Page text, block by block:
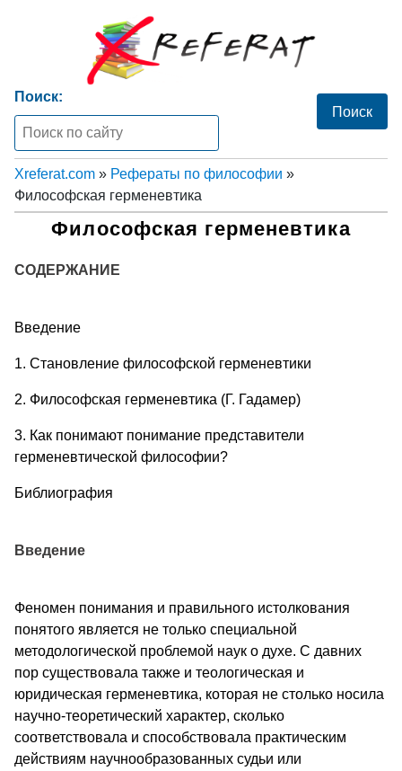
Поиск:
Xreferat.com » Рефераты по философии »
Философская герменевтика
Философская герменевтика
СОДЕРЖАНИЕ
Введение
1. Становление философской герменевтики
2. Философская герменевтика (Г. Гадамер)
3. Как понимают понимание представители
герменевтической философии?
Библиография
Введение
Феномен понимания и правильного истолкования
понятого является не только специальной
методологической проблемой наук о духе. С давних
пор существовала также и теологическая и
юридическая герменевтика, которая не столько носила
научно-теоретический характер, сколько
соответствовала и способствовала практическим
действиям научнообразованных судьи или